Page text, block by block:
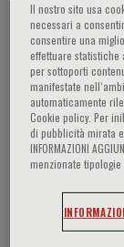
HOME PAGE /
Amedeo
Il nostro sito usa
necessari a
consentire una
effettuare statistiche
per sottoporti
manifestate
automaticamente
Cookie policy. Per
di pubblicità mirata
INFORMAZIONI
menzionate tipologie